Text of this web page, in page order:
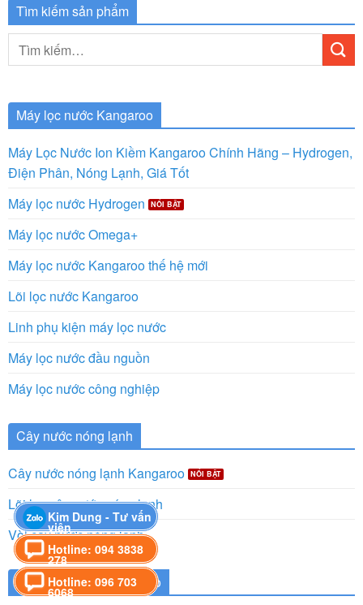
Tìm kiếm sản phẩm
kiếm:
Máy lọc nước Kangaroo
Máy Lọc Nước Ion Kiềm Kangaroo Chính Hãng – Hydrogen,
Điện Phân, Nóng Lạnh, Giá Tốt
Máy lọc nước Hydrogen
Máy lọc nước Omega+
Máy lọc nước Kangaroo thế hệ mới
Lõi lọc nước Kangaroo
Linh phụ kiện máy lọc nước
Máy lọc nước đầu nguồn
Máy lọc nước công nghiệp
Cây nước nóng lạnh
Cây nước nóng lạnh Kangaroo
Lõi lọc cây nước nóng lạnh
Vòi cây nước nóng lạnh
Hàng gia dụng Kangaroo
Kim Dung - Tư vấn
viên
Hotline: 094 3838
278
Hotline: 096 703
6068